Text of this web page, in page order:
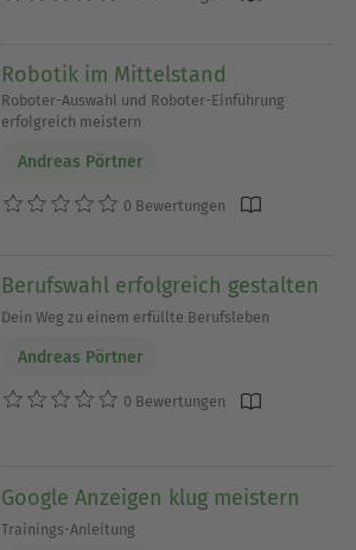
Robotik im Mittelstand
Roboter-Auswahl und Roboter-Einführung
erfolgreich meistern
Andreas Pörtner
0 Bewertungen
Berufswahl erfolgreich gestalten
Dein Weg zu einem erfüllte Berufsleben
Andreas Pörtner
0 Bewertungen
Google Anzeigen klug meistern
Trainings-Anleitung